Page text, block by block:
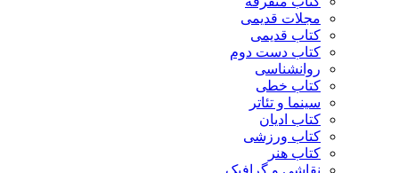
مجلات قدیمی
کتاب قدیمی
کتاب دست دوم
روانشناسی
کتاب خطی
سینما و تئاتر
کتاب ادیان
کتاب ورزشی
کتاب هنر